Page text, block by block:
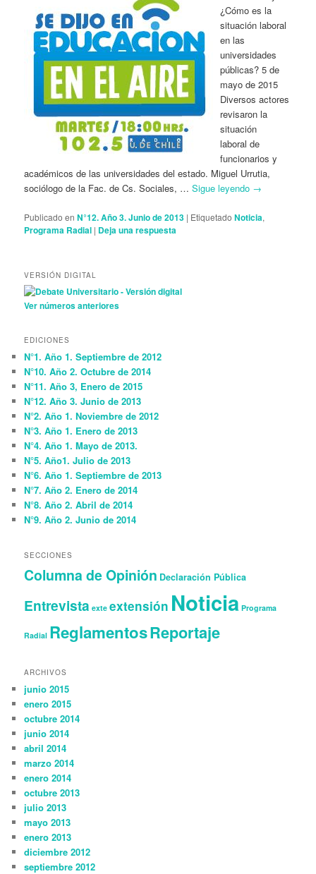
¿Cómo es la
situación laboral
en las
universidades
públicas? 5 de
mayo de 2015
Diversos actores
revisaron la
situación
laboral de
funcionarios y
académicos de las universidades del estado. Miguel Urrutia,
sociólogo de la Fac. de Cs. Sociales, …Sigue leyendo →
Publicado en N°12. Año 3. Junio de 2013 | Etiquetado Noticia,
Programa Radial | Deja una respuesta
VERSIÓN DIGITAL
Ver números anteriores
EDICIONES
N°1. Año 1. Septiembre de 2012
N°10. Año 2. Octubre de 2014
N°11. Año 3, Enero de 2015
N°12. Año 3. Junio de 2013
N°2. Año 1. Noviembre de 2012
N°3. Año 1. Enero de 2013
N°4. Año 1. Mayo de 2013.
N°5. Año1. Julio de 2013
N°6. Año 1. Septiembre de 2013
N°7. Año 2. Enero de 2014
N°8. Año 2. Abril de 2014
N°9. Año 2. Junio de 2014
SECCIONES
Columna de Opinión Declaración Pública
Entrevista exte extensión Noticia Programa
Radial ReglamentosReportaje
ARCHIVOS
junio 2015
enero 2015
octubre 2014
junio 2014
abril 2014
marzo 2014
enero 2014
octubre 2013
julio 2013
mayo 2013
enero 2013
diciembre 2012
septiembre 2012